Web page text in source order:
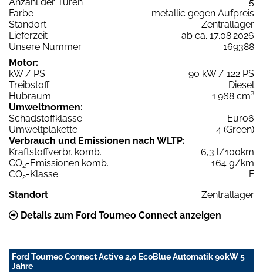
Farbe
metallic gegen Aufpreis
Standort
Zentrallager
Lieferzeit
ab ca. 17.08.2026
Unsere Nummer
169388
Motor:
kW / PS
90 kW / 122 PS
Treibstoff
Diesel
Hubraum
1.968 cm³
Umweltnormen:
Schadstoffklasse
Euro6
Umweltplakette
4 (Green)
Verbrauch und Emissionen nach WLTP:
Kraftstoffverbr. komb.
6,3 l/100km
CO2-Emissionen komb.
164 g/km
CO2-Klasse
F
Standort
Zentrallager
Details zum Ford Tourneo Connect anzeigen
Ford Tourneo Connect Active 2,0 EcoBlue Automatik 90kW 5
Jahre